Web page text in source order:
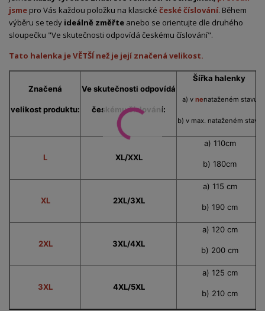
jsme pro Vás každou položku na klasické české číslování. Během
výběru se tedy ideálně změřte anebo se orientujte dle druhého
sloupečku "Ve skutečnosti odpovídá českému číslování".
Tato halenka je VĚTŠÍ než je její značená velikost.
Značená
velikost produktu:
Ve skutečnosti odpovídá
českému číslování:
Šířka halenky
a) v nenataženém stavu
b) v max. nataženém stavu
L XL/XXL
a) 110cm
b) 180cm
XL 2XL/3XL
a) 115 cm
b) 190 cm
2XL 3XL/4XL
a) 120 cm
b) 200 cm
3XL 4XL/5XL
a) 125 cm
b) 210 cm